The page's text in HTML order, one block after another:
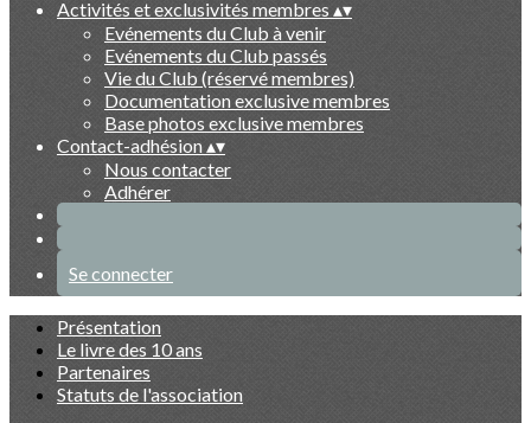
Activités et exclusivités membres ▴▾
Evénements du Club à venir
Evénements du Club passés
Vie du Club (réservé membres)
Documentation exclusive membres
Base photos exclusive membres
Contact-adhésion▴▾
Nous contacter
Adhérer
Se connecter
Présentation
Le livre des 10 ans
Partenaires
Statuts de l'association